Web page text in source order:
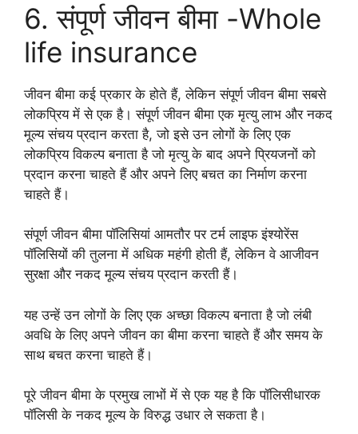
6. संपूर्ण जीवन बीमा -Whole
life insurance
जीवन बीमा कई प्रकार के होते हैं, लेकिन संपूर्ण जीवन बीमा सबसे
लोकप्रिय में से एक है। संपूर्ण जीवन बीमा एक मृत्यु लाभ और नकद
मूल्य संचय प्रदान करता है, जो इसे उन लोगों के लिए एक
लोकप्रिय विकल्प बनाता है जो मृत्यु के बाद अपने प्रियजनों को
प्रदान करना चाहते हैं और अपने लिए बचत का निर्माण करना
चाहते हैं।
संपूर्ण जीवन बीमा पॉलिसियां ​​आमतौर पर टर्म लाइफ इंश्योरेंस
पॉलिसियों की तुलना में अधिक महंगी होती हैं, लेकिन वे आजीवन
सुरक्षा और नकद मूल्य संचय प्रदान करती हैं।
यह उन्हें उन लोगों के लिए एक अच्छा विकल्प बनाता है जो लंबी
अवधि के लिए अपने जीवन का बीमा करना चाहते हैं और समय के
साथ बचत करना चाहते हैं।
पूरे जीवन बीमा के प्रमुख लाभों में से एक यह है कि पॉलिसीधारक
पॉलिसी के नकद मूल्य के विरुद्ध उधार ले सकता है।